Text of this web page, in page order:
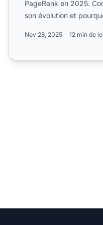
PageRank en 2025.
son évolution et
Nov 28, 2025 12 min de